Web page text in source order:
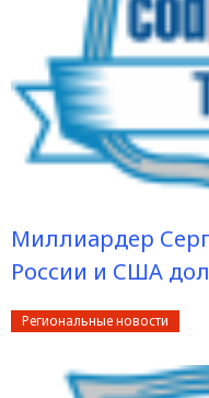
Миллиардер
России и США
Региональные новости